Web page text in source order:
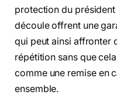
protection du
découle offrent une
qui peut ainsi affronter
répétition sans que
comme une remise en
ensemble.